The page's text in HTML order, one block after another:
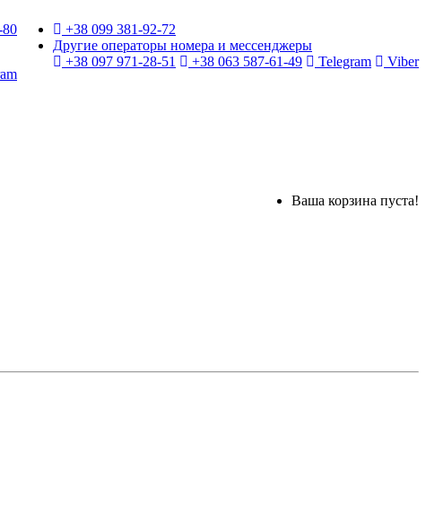
+38 099 381-92-72
Другие операторы номера и мессенджеры
+38 097 971-28-51
+38 063 587-61-49 Telegram Viber
80
Ваша корзина пуста!